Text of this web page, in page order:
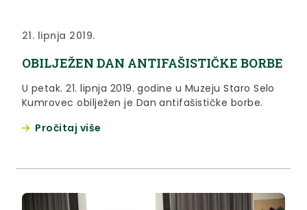
21. lipnja 2019.
OBILJEŽEN DAN ANTIFAŠISTIČKE BORBE
U petak. 21. lipnja 2019. godine u Muzeju Staro Selo
Kumrovec obilježen je Dan antifašističke borbe.
Pročitaj više